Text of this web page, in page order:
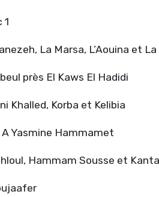
1
La Marsa, L’Aouina et
près El Kaws El Hadidi
Khalled, Korba et Kelibia
Yasmine Hammamet
Hammam Sousse et